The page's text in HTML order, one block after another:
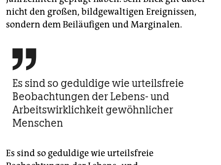
nicht den großen, bildgewaltigen Ereignissen,
sondern dem Beiläufigen und Marginalen.

Es sind so geduldige wie urteilsfreie
Beobachtungen der Lebens- und
Arbeitswirklichkeit gewöhnlicher
Menschen
Es sind so geduldige wie urteilsfreie